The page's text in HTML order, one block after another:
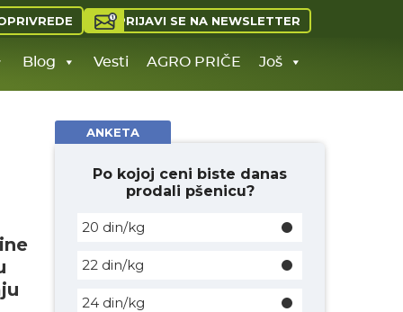
PRIJAVI SE NA NEWSLETTER
Blog Vesti AGRO PRIČE Još
ANKETA
Po kojoj ceni biste danas
prodali pšenicu?
20 din/kg
22 din/kg
24 din/kg